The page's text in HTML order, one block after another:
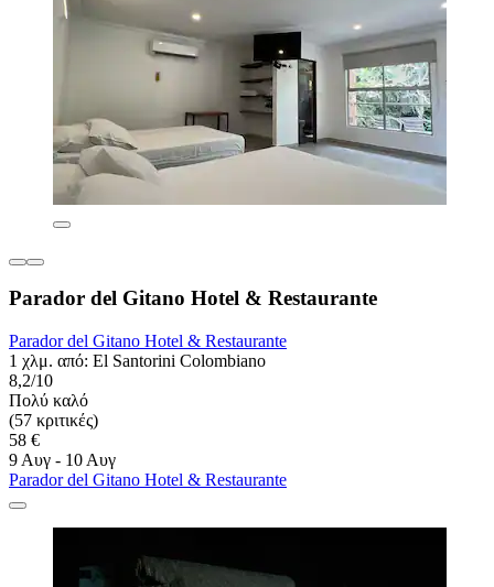
Parador del Gitano Hotel & Restaurante
Parador del Gitano Hotel & Restaurante
1 χλμ. από: El Santorini Colombiano
8,2/10
Πολύ καλό
(57 κριτικές)
58 €
9 Αυγ - 10 Αυγ
Parador del Gitano Hotel & Restaurante